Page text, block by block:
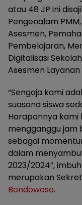
atau 48 JP ini
Pengenalam
Asesmen,
Pembelajaran,
Digitalisasi
Asesmen
“Sengaja kami
suasana siswa
Harapannya kami
mengganggu jam
sebagai
dalam
2023/2024”,
merupakan
Bondowoso.